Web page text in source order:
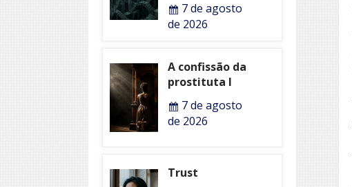
7 de agosto
de 2026
A confissão da
prostituta I
7 de agosto
de 2026
Trust